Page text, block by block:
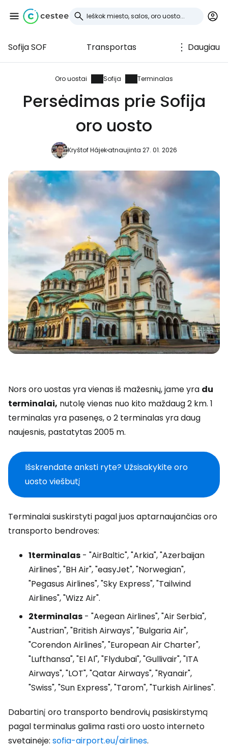
Sofija SOF Transportas Daugiau
Oro uostai Sofija Terminalas
Persėdimas prie Sofija
oro uosto
Kryštof Hájekatnaujinta 27. 01. 2026
Nors oro uostas yra vienas iš mažesnių, jame yra du
terminalai, nutolę vienas nuo kito maždaug 2 km. 1
terminalas yra pasenęs, o 2 terminalas yra daug
naujesnis, pastatytas 2005 m.
Išskrendate anksti ryte? Užsisakykite oro
uosto viešbutį
Terminalai suskirstyti pagal juos aptarnaujančias oro
transporto bendroves:
1terminalas - "AirBaltic", "Arkia", "Azerbaijan
Airlines", "BH Air", "easyJet", "Norwegian",
"Pegasus Airlines", "Sky Express", "Tailwind
Airlines", "Wizz Air".
2terminalas - "Aegean Airlines", "Air Serbia",
"Austrian", "British Airways", "Bulgaria Air",
"Corendon Airlines", "European Air Charter",
"Lufthansa", "El Al", "Flydubai", "Gullivair", "ITA
Airways", "LOT", "Qatar Airways", "Ryanair",
"Swiss", "Sun Express", "Tarom", "Turkish Airlines".
Dabartinį oro transporto bendrovių pasiskirstymą
pagal terminalus galima rasti oro uosto interneto
svetainėje: sofia-airport.eu/airlines.
Prisijunkite prie
Cestee
... pasaulinė kelionių bendruomenė
Tęsti su Facebook
Tęsti el. paštu